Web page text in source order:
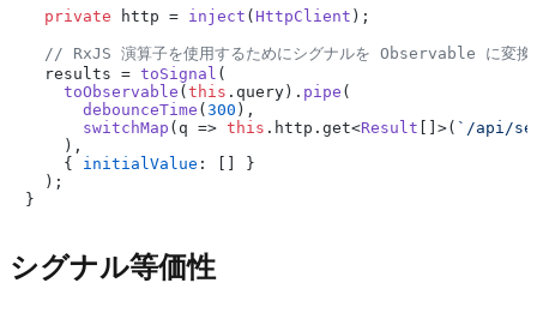
private http = inject ( HttpClient );
// RxJS 演算子を使用するためにシグナルを Observable に変換
  results =
toSignal (
toObservable ( this . query ). pipe (
debounceTime ( 300 ),
switchMap ( q => this . http . get<Result []>( `/api/
    ),
    {
initialValue : [] }
  );
シグナル等価性